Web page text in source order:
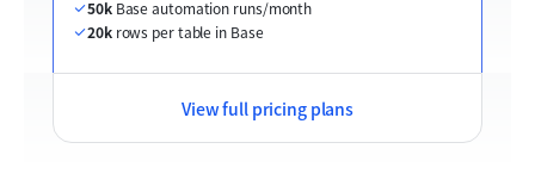
50k Base automation runs/month
20k rows per table in Base
View full pricing plans